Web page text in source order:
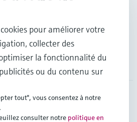
pour améliorer votre
collecter des
la fonctionnalité du
ou du contenu sur
tout", vous consentez à notre
consulter notre politique en